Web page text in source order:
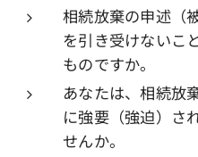
相続放棄の申述（
を引き受けないこ
ものですか。
あなたは、相続放
に強要（強迫）さ
せんか。